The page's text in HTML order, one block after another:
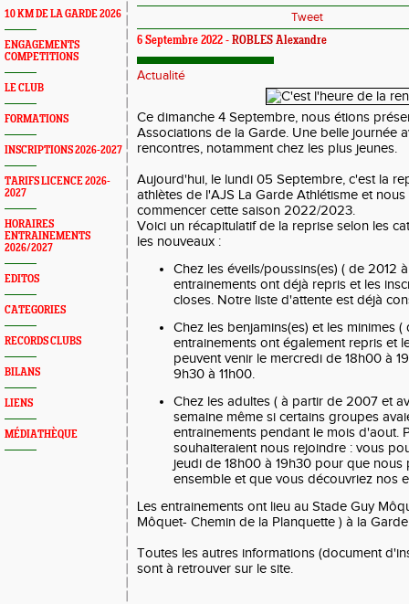
10 KM DE LA GARDE 2026
ENGAGEMENTS
COMPETITIONS
LE CLUB
FORMATIONS
INSCRIPTIONS 2026-2027
TARIFS LICENCE 2026-
2027
HORAIRES
ENTRAINEMENTS
2026/2027
EDITOS
CATEGORIES
RECORDS CLUBS
BILANS
LIENS
MÉDIATHÈQUE
Tweet
6 Septembre 2022 - ROBLES Alexandre
Actualité
Ce dimanche 4 Septembre, nous étions
Associations de la Garde. Une belle journée
rencontres, notamment chez les plus jeunes.
Aujourd'hui, le lundi 05 Septembre, c'est la
athlètes de l'AJS La Garde Athlétisme et
commencer cette saison 2022/2023.
Voici un récapitulatif de la reprise selon les
les nouveaux :
Chez les éveils/poussins(es) ( de 2012
entrainements ont déjà repris et les
closes. Notre liste d'attente est déjà
Chez les benjamins(es) et les minimes (
entrainements ont également repris et
peuvent venir le mercredi de 18h00 à
9h30 à 11h00.
Chez les adultes ( à partir de 2007 et
semaine même si certains groupes
entrainements pendant le mois d'aout.
souhaiteraient nous rejoindre : vous
jeudi de 18h00 à 19h30 pour que nous
ensemble et que vous découvriez nos
Les entrainements ont lieu au Stade Guy
Môquet- Chemin de la Planquette ) à la
Toutes les autres informations (document
sont à retrouver sur le site.